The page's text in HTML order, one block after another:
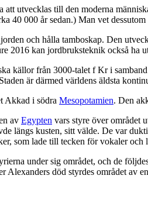
att utvecklas till den moderna
40 000 år sedan.) Man vet
och hålla tamboskap. Den
2016 kan jordbruksteknik också ha
källor från 3000-talet f Kr i
är därmed världens äldsta
Akkad i södra Mesopotamien. Den
av Egypten vars styre över området
längs kusten, sitt välde. De var
som lade till tecken för vokaler och
under sig området, och de
Alexanders död styrdes området av